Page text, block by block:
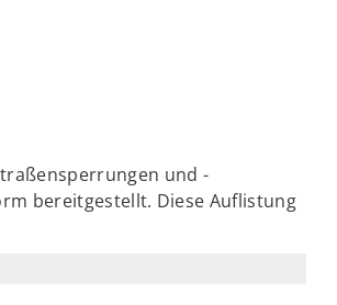
und -
bereitgestellt. Diese Auflistung